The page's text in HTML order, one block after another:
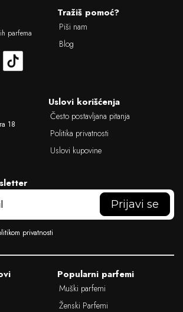
parfema
Tražiš pomoć?
Piši nam
Blog
18
Uslovi korišćenja
Često postavljana pitanja
Politika privatnosti
Uslovi kupovine
privatnosti
Popularni parfemi
Muški parfemi
Ženski Parfemi